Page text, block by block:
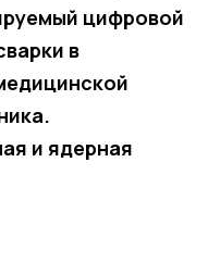
цифровой
в
и ядерная